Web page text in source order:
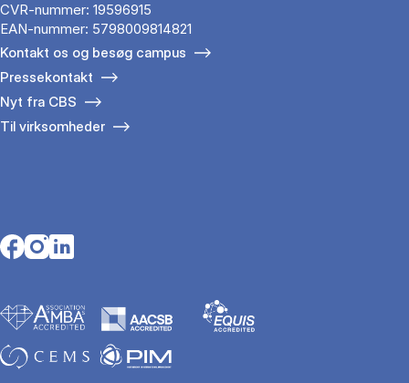
CVR-nummer: 19596915
EAN-nummer: 5798009814821
Kontakt os og besøg campus
Pressekontakt
Nyt fra CBS
Til virksomheder
Opens in a new tab
Opens in a new tab
Opens in a new tab